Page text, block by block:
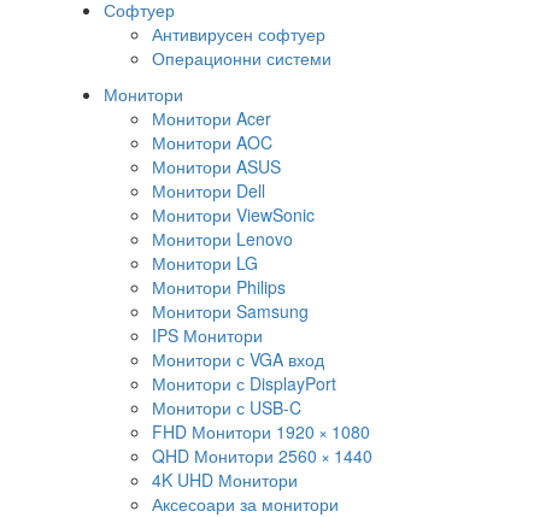
Софтуер
Антивирусен софтуер
Операционни системи
Монитори
Монитори Acer
Монитори AOC
Монитори ASUS
Монитори Dell
Монитори ViewSonic
Монитори Lenovo
Монитори LG
Монитори Philips
Монитори Samsung
IPS Монитори
Монитори с VGA вход
Монитори с DisplayPort
Монитори с USB-C
FHD Монитори 1920 × 1080
QHD Монитори 2560 × 1440
4K UHD Монитори
Аксесоари за монитори